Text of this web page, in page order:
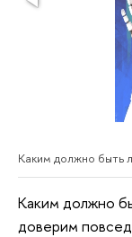
Каким должно быть
Каким должно
доверим